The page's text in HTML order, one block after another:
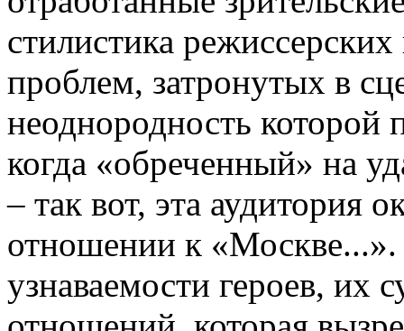
стилистика
проблем, затронутых в
неоднородность которой
когда «обреченный» на
– так вот, эта аудитория
отношении к «Москве...».
узнаваемости героев, их